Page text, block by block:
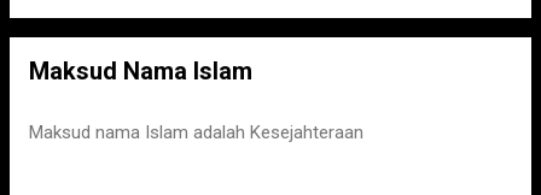
Maksud Nama Islam
Maksud nama Islam adalah Kesejahteraan